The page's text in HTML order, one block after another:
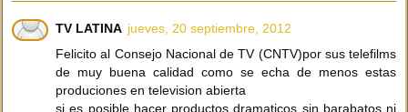
TV LATINA jueves, 20 septiembre, 2012
Felicito al Consejo Nacional de TV (CNTV)por sus telefilms
de muy buena calidad como se echa de menos estas
produciones en television abierta
si es posible hacer productos dramaticos sin barabatos ni